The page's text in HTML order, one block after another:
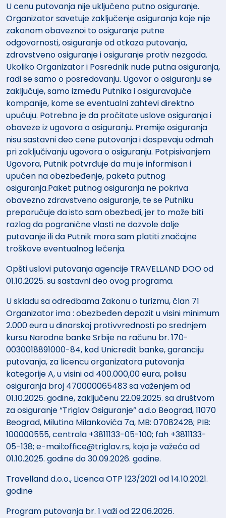
U cenu putovanja nije uključeno putno osiguranje.
Organizator savetuje zaključenje osiguranja koje nije
zakonom obaveznoi to osiguranje putne
odgovornosti, osiguranje od otkaza putovanja,
zdravstveno osiguranje i osiguranje protiv nezgoda.
Ukoliko Organizator i Posrednik nude putna osiguranja,
radi se samo o posredovanju. Ugovor o osiguranju se
zaključuje, samo između Putnika i osiguravajuće
kompanije, kome se eventualni zahtevi direktno
upućuju. Potrebno je da pročitate uslove osiguranja i
obaveze iz ugovora o osiguranju. Premije osiguranja
nisu sastavni deo cene putovanja i dospevaju odmah
pri zaključivanju ugovora o osiguranju. Potpisivanjem
Ugovora, Putnik potvrđuje da mu je informisan i
upućen na obezbeđenje, paketa putnog
osiguranja.Paket putnog osiguranja ne pokriva
obavezno zdravstveno osiguranje, te se Putniku
preporučuje da isto sam obezbedi, jer to može biti
razlog da pogranične vlasti ne dozvole dalje
putovanje ili da Putnik mora sam platiti značajne
troškove eventualnog lečenja.
Opšti uslovi putovanja agencije TRAVELLAND DOO od
01.10.2025. su sastavni deo ovog programa.
U skladu sa odredbama Zakonu o turizmu, član 71
Organizator ima : obezbeđen depozit u visini minimum
2.000 eura u dinarskoj protivvrednosti po srednjem
kursu Narodne banke Srbije na računu br. 170-
0030018891000-84, kod Unicredit banke, garanciju
putovanja, za licencu organizatora putovanja
kategorije A, u visini od 400.000,00 eura, polisu
osiguranja broj 470000065483 sa važenjem od
01.10.2025. godine, zaključenu 22.09.2025. sa društvom
za osiguranje “Triglav Osiguranje” a.d.o Beograd, 11070
Beograd, Milutina Milankovića 7a, MB: 07082428; PIB:
100000555, centrala +3811133-05-100; fah +3811133-
05-138; e-mail:office@triglav.rs, koja je važeća od
01.10.2025. godine do 30.09.2026. godine.
Travelland d.o.o., Licenca OTP 123/2021 od 14.10.2021.
godine
Program putovanja br. 1 važi od 22.06.2026.